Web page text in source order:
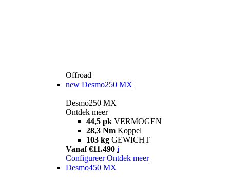
Offroad
new Desmo250 MX
Desmo250 MX
Ontdek meer
44,5 pk VERMOGEN
28,3 Nm Koppel
103 kg GEWICHT
Vanaf €11.490 i
Configureer Ontdek meer
Desmo450 MX